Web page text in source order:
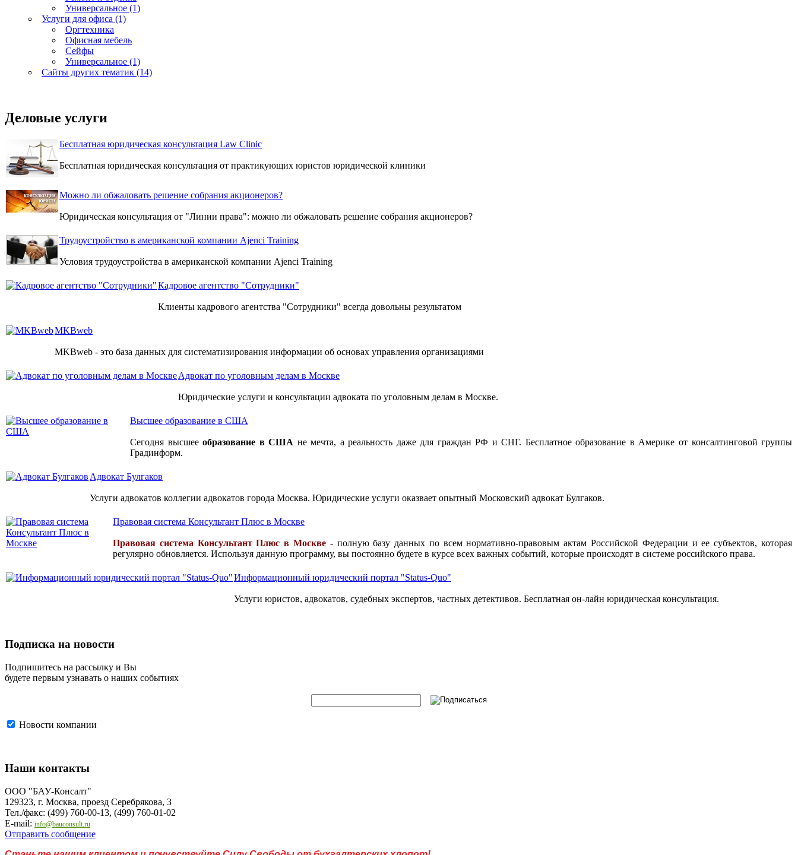
Универсальное (1)
Услуги для офиса (1)
Оргтехника
Офисная мебель
Сейфы
Универсальное (1)
Сайты других тематик (14)
Деловые услуги
Бесплатная юридическая консультация Law Clinic
Бесплатная юридическая консультация от практикующих юристов юридической клиники
Можно ли обжаловать решение собрания акционеров?
Юридическая консультация от "Линии права": можно ли обжаловать решение собрания акционеров?
Трудоустройство в американской компании Ajenci Training
Условия трудоустройства в американской компании Ajenci Training
Кадровое агентство "Сотрудники"
Клиенты кадрового агентства "Сотрудники" всегда довольны результатом
MKBweb
MKBweb - это база данных для систематизирования информации об основах управления организациями
Адвокат по уголовным делам в Москве
Юридические услуги и консультации адвоката по уголовным делам в Москве.
Высшее образование в США
Сегодня высшееобразование в США не мечта, а реальность даже для граждан РФ и СНГ. Бесплатное образование в Америке от консалтинговой группы
Градинформ.
Адвокат Булгаков
Услуги адвокатов коллегии адвокатов города Москва. Юридические услуги оказвает опытный Московский адвокат Булгаков.
Правовая система Консультант Плюс в Москве
Правовая система Консультант Плюс в Москве- полную базу данных по всем нормативно-правовым актам Российской Федерации и ее субъектов, которая
регулярно обновляется. Используя данную программу, вы постоянно будете в курсе всех важных событий, которые происходят в системе российского права.
Информационный юридический портал "Status-Quo"
Услуги юристов, адвокатов, судебных экспертов, частных детективов. Бесплатная он-лайн юридическая консультация.
Подписка на новости
Подпишитесь на рассылку и Вы
будете первым узнавать о наших событиях
Новости компании
Наши контакты
ООО "БАУ-Консалт"
129323, г. Москва, проезд Серебрякова, 3
Тел./факс: (499) 760-00-13, (499) 760-01-02
E-mail: info@bauconsult.ru
Отправить сообщение